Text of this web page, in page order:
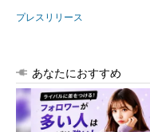
プレスリリース
あなたにおすすめ